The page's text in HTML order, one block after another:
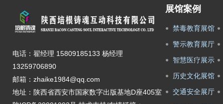
电话：翟经理 15809185133 杨经理
13259706890
邮箱：zhaike1984@qq.com
地址：陕西省西安市国家数字出版基地D座405室
展馆案例
禁毒教育展馆
警示教育展厅
智慧医疗展示
历史文化展馆
交通安全展厅